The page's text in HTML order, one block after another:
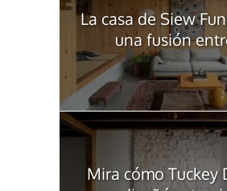
La casa de Siew
una fusión
Mira cómo Tuckey